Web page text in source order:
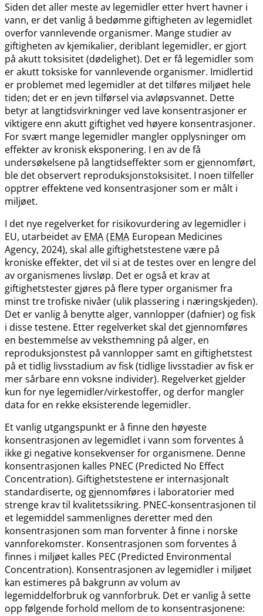
Siden det aller meste av legemidler etter hvert havner i
vann, er det vanlig å bedømme giftigheten av legemidlet
overfor vannlevende organismer. Mange studier av
giftigheten av kjemikalier, deriblant legemidler, er gjort
på akutt toksisitet (dødelighet). Det er få legemidler som
er akutt toksiske for vannlevende organismer. Imidlertid
er problemet med legemidler at det tilføres miljøet hele
tiden; det er en jevn tilførsel via avløpsvannet. Dette
betyr at langtidsvirkninger ved lave konsentrasjoner er
viktigere enn akutt giftighet ved høyere konsentrasjoner.
For svært mange legemidler mangler opplysninger om
effekter av kronisk eksponering. I en av de få
undersøkelsene på langtidseffekter som er gjennomført,
ble det observert reproduksjonstoksisitet. I noen tilfeller
opptrer effektene ved konsentrasjoner som er målt i
miljøet.
I det nye regelverket for risikovurdering av legemidler i
EU, utarbeidet av EMA (EMA European Medicines
Agency, 2024), skal alle giftighetstestene være på
kroniske effekter, det vil si at de testes over en lengre del
av organismenes livsløp. Det er også et krav at
giftighetstester gjøres på flere typer organismer fra
minst tre trofiske nivåer (ulik plassering i næringskjeden).
Det er vanlig å benytte alger, vannlopper (dafnier) og fisk
i disse testene. Etter regelverket skal det gjennomføres
en bestemmelse av veksthemning på alger, en
reproduksjonstest på vannlopper samt en giftighetstest
på et tidlig livsstadium av fisk (tidlige livsstadier av fisk er
mer sårbare enn voksne individer). Regelverket gjelder
kun for nye legemidler​/​virkestoffer, og derfor mangler
data for en rekke eksisterende legemidler.
Et vanlig utgangspunkt er å finne den høyeste
konsentrasjonen av legemidlet i vann som forventes å
ikke gi negative konsekvenser for organismene. Denne
konsentrasjonen kalles PNEC (Predicted No Effect
Concentration). Giftighetstestene er internasjonalt
standardiserte, og gjennomføres i laboratorier med
strenge krav til kvalitetssikring. PNEC-konsentrasjonen til
et legemiddel sammenlignes deretter med den
konsentrasjonen som man forventer å finne i norske
vannforekomster. Konsentrasjonen som forventes å
finnes i miljøet kalles PEC (Predicted Environmental
Concentration). Konsentrasjonen av legemidler i miljøet
kan estimeres på bakgrunn av volum av
legemiddelforbruk og vannforbruk. Det er vanlig å sette
opp følgende forhold mellom de to konsentrasjonene: